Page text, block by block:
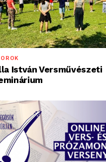
István Versművészeti